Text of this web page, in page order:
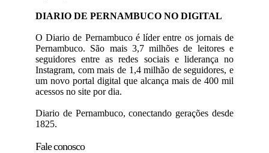
DIARIO DE PERNAMBUCO NO DIGITAL
O Diario de Pernambuco é líder entre os jornais de
Pernambuco. São mais 3,7 milhões de leitores e
seguidores entre as redes sociais e liderança no
Instagram, com mais de 1,4 milhão de seguidores, e
um novo portal digital que alcança mais de 400 mil
acessos no site por dia.
Diario de Pernambuco, conectando gerações desde
1825.
Fale conosco